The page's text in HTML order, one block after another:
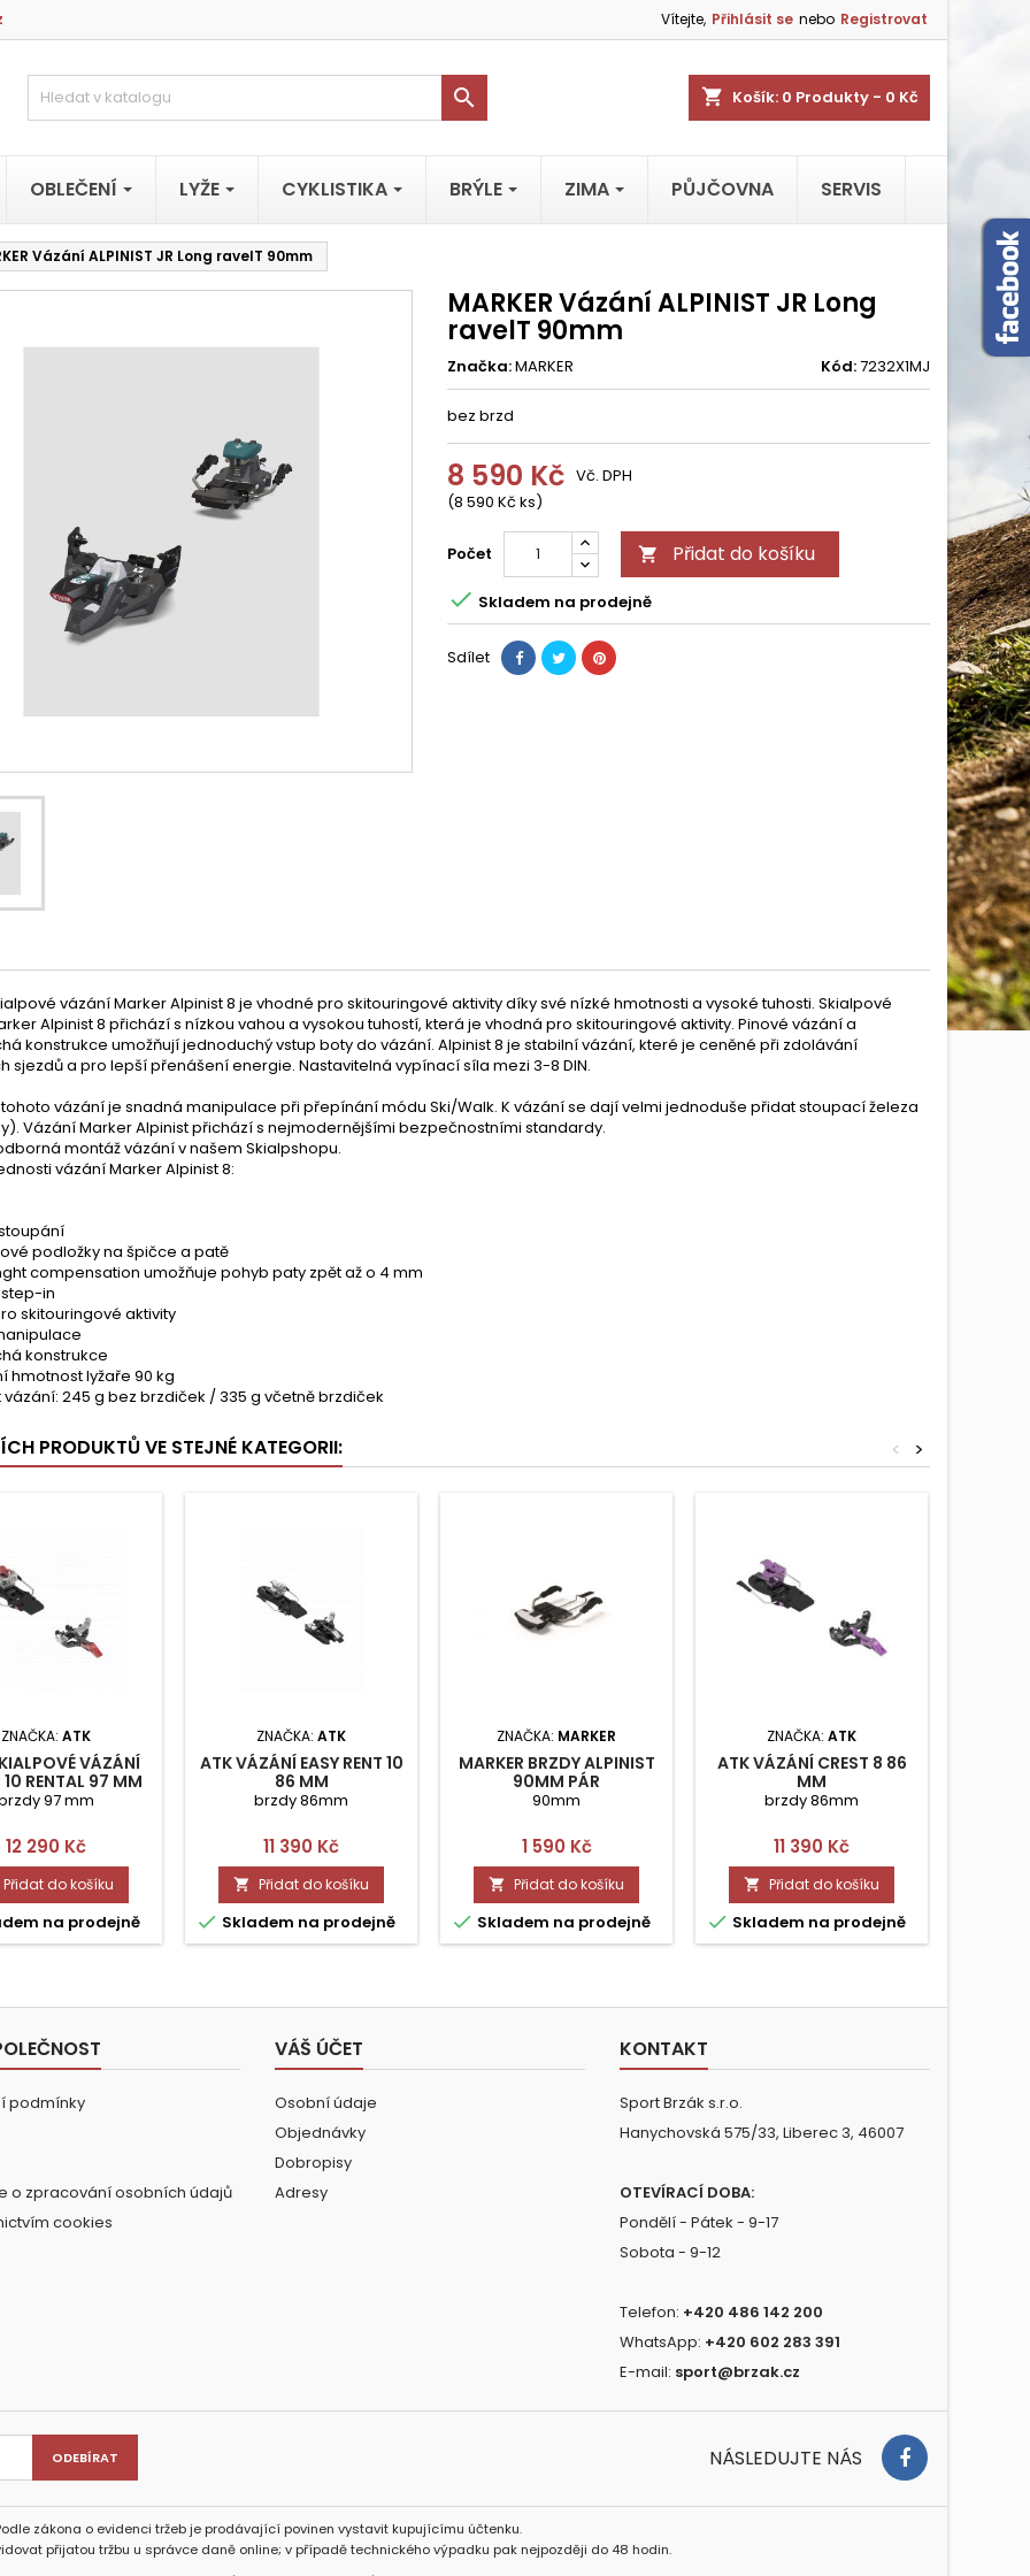
Vítejte, Přihlásit se nebo Registrovat
shopping_cart Košík: 0 Produkty - 0 Kč

OBLEČENÍ LYŽE CYKLISTIKA BRÝLE ZIMA PŮJČOVNA SERVIS
Vázání ALPINIST JR Long ravelT 90mm
MARKER Vázání ALPINIST JR Long
ravelT 90mm
Značka:MARKER Kód:7232X1MJ
bez brzd
8 590 Kč
(8 590 Kč ks)
Vč. DPH
Počet  Přidat do košíku
 Skladem na prodejně
Sdílet
vázání Marker Alpinist 8 je vhodné pro skitouringové aktivity díky své nízké hmotnosti a vysoké tuhosti. Skialpové
Alpinist 8 přichází s nízkou vahou a vysokou tuhostí, která je vhodná pro skitouringové aktivity. Pinové vázání a
konstrukce umožňují jednoduchý vstup boty do vázání. Alpinist 8 je stabilní vázání, které je ceněné při zdolávání
sjezdů a pro lepší přenášení energie. Nastavitelná vypínací síla mezi 3-8 DIN.
vázání je snadná manipulace při přepínání módu Ski/Walk. K vázání se dají velmi jednoduše přidat stoupací železa
Vázání Marker Alpinist přichází s nejmodernějšími bezpečnostními standardy.
montáž vázání v našem Skialpshopu.
vázání Marker Alpinist 8:
podložky na špičce a patě
compensation umožňuje pohyb paty zpět až o 4 mm
in
skitouringové aktivity
konstrukce
hmotnost lyžaře 90 kg
245 g bez brzdiček / 335 g včetně brzdiček
PRODUKTŮ VE STEJNÉ KATEGORII: >
<
ZNAČKA: ATK
VÁZÁNÍ
10 RENTAL 97 MM
97 mm
Cena
12 290 Kč
Přidat do košíku
na prodejně
ZNAČKA: ATK
ATK VÁZÁNÍ EASY RENT 10
86 MM
brzdy 86mm
Cena
11 390 Kč
 Přidat do košíku
 Skladem na prodejně
ZNAČKA: MARKER
MARKER BRZDY ALPINIST
90MM PÁR
90mm
Cena
1 590 Kč
 Přidat do košíku
 Skladem na prodejně
ZNAČKA: ATK
ATK VÁZÁNÍ CREST 8 86
MM
brzdy 86mm
Cena
11 390 Kč
 Přidat do košíku
 Skladem na prodejně
podmínky
o zpracování osobních údajů
cookies
VÁŠ ÚČET
Osobní údaje
Objednávky
Dobropisy
Adresy
KONTAKT
Sport Brzák s.r.o.
Hanychovská 575/33, Liberec 3, 46007
OTEVÍRACÍ DOBA:
Pondělí - Pátek - 9-17
Sobota - 9-12
Telefon: +420 486 142 200
WhatsApp: +420 602 283 391
E-mail: sport@brzak.cz
NÁSLEDUJTE NÁS
zákona o evidenci tržeb je prodávající povinen vystavit kupujícímu účtenku.
přijatou tržbu u správce daně online; v případě technického výpadku pak nejpozději do 48 hodin.